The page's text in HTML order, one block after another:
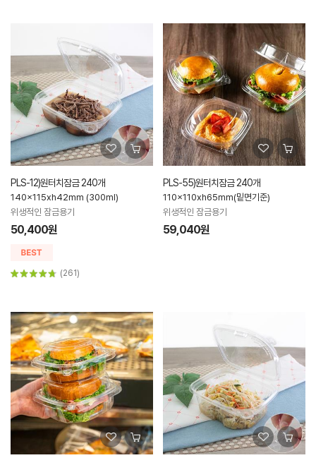
PLS-12)원터치잠금 240개
140x115xh42mm (300ml)
위생적인 잠금용기
50,400원
(261)
PLS-55)원터치잠금 240개
110x110xh65mm(밑면기준)
위생적인 잠금용기
59,040원